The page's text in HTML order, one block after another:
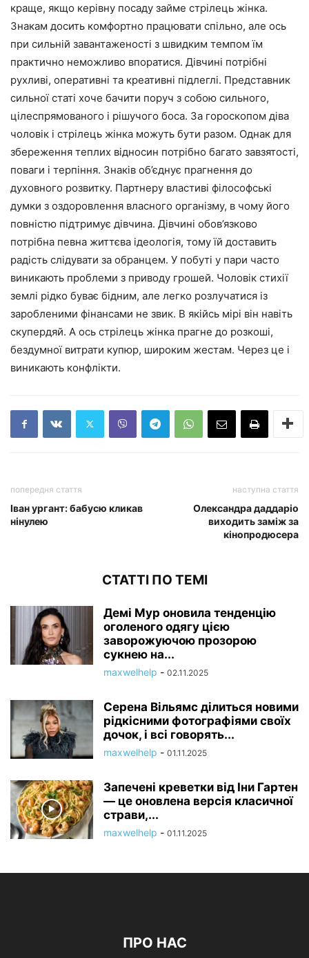
краще, якщо керівну посаду займе стрілець жінка.
Знакам досить комфортно працювати спільно, але ось
при сильній завантаженості з швидким темпом їм
практично неможливо впоратися. Дівчині потрібні
рухливі, оперативні та креативні підлеглі. Представник
сильної статі хоче бачити поруч з собою сильного,
цілеспрямованого і рішучого боса. За гороскопом діва
чоловік і стрілець жінка можуть бути разом. Однак для
збереження теплих відносин потрібно багато завзятості,
поваги і терпіння. Знаків об’єднує прагнення до
духовного розвитку. Партнеру властиві філософські
думки з оздоровлення власного організму, в чому його
повністю підтримує дівчина. Дівчині обов’язково
потрібна певна життєва ідеологія, тому їй доставить
радість слідувати за обранцем. У побуті у пари часто
виникають проблеми з приводу грошей. Чоловік стихії
землі рідко буває бідним, але легко розлучатися із
заробленими фінансами не звик. В якійсь мірі він навіть
скупердяй. А ось стрілець жінка прагне до розкоші,
бездумної витрати купюр, широким жестам. Через це і
виникають конфлікти.
попередня стаття
Іван ургант: бабусю кликав
нінулею
наступна стаття
Олександра даддаріо
виходить заміж за
кінопродюсера
СТАТТІ ПО ТЕМІ
Демі Мур оновила тенденцію
оголеного одягу цією
заворожуючою прозорою
сукнею на...
maxwelhelp - 02.11.2025
Серена Вільямс ділиться новими
рідкісними фотографіями своїх
дочок, і всі говорять...
maxwelhelp - 01.11.2025
Запечені креветки від Іни Гартен
— це оновлена ​​версія класичної
страви,...
maxwelhelp - 01.11.2025
ПРО НАС